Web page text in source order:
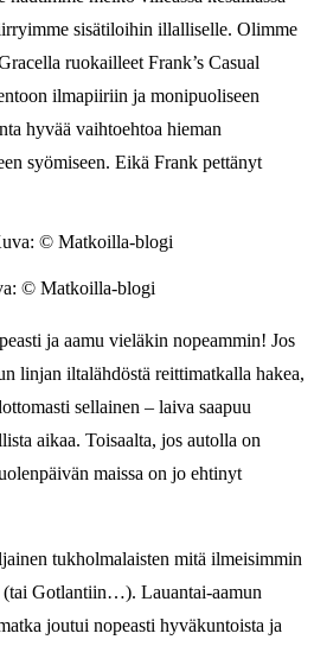
sisätiloihin illalliselle. Olimme
ruokailleet Frank’s Casual
ilmapiiriin ja monipuoliseen
hyvää vaihtoehtoa hieman
syömiseen. Eikä Frank pettänyt
© Matkoilla-blogi
ja aamu vieläkin nopeammin! Jos
linjan iltalähdöstä reittimatkalla hakea,
sellainen – laiva saapuu
aikaa. Toisaalta, jos autolla on
maissa on jo ehtinyt
tukholmalaisten mitä ilmeisimmin
(tai Gotlantiin…). Lauantai-aamun
joutui nopeasti hyväkuntoista ja